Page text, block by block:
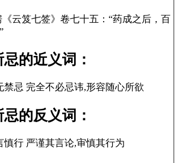
《云笈七签》卷七十五：“药成之后，百
的近义词：
禁忌 完全不必忌讳,形容随心所欲
的反义词：
慎行 严谨其言论,审慎其行为